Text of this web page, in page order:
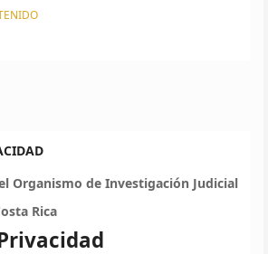
Organismo de Investigación Judicial
Rica